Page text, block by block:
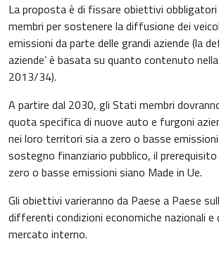
La proposta è di fissare obiettivi
membri per sostenere la diffusione dei
emissioni da parte delle grandi aziende (la
aziende’ è basata su quanto contenuto
2013/34).
A partire dal 2030, gli Stati membri
quota specifica di nuove auto e furgoni
nei loro territori sia a zero o basse
sostegno finanziario pubblico, il prerequisito
zero o basse emissioni siano Made in Ue.
Gli obiettivi varieranno da Paese a Paese
differenti condizioni economiche nazionali e
mercato interno.